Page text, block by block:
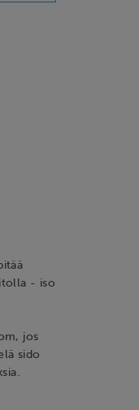
- iso
jos
sido